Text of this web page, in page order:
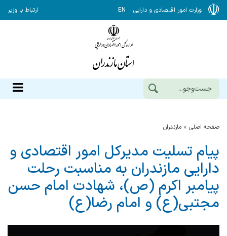
وزارت امور اقتصادی و دارایی EN ارتباط با وزیر
صفحه اصلی مازندران
پیام تسلیت مدیركل امور اقتصادی و
دارایی مازندران به مناسبت رحلت
پیامبر اكرم (ص)، شهادت امام حسن
مجتبی(ع) و امام رضا(ع)